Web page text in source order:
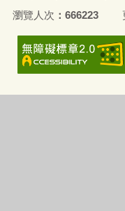
瀏覽人次
666223